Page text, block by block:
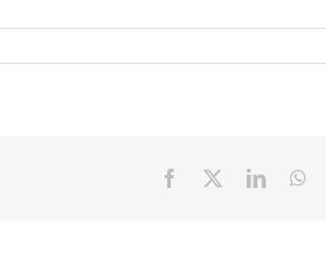
Facebook LinkedIn